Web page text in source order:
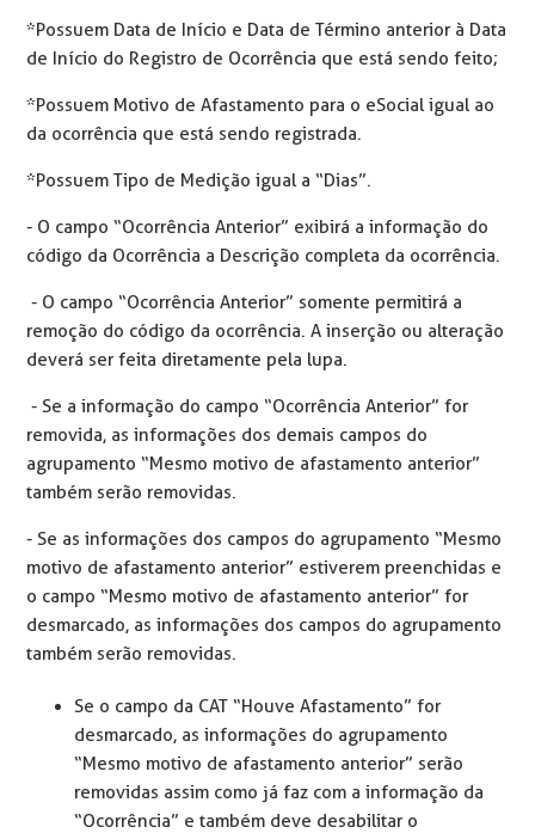
*Possuem Data de Início e Data de Término anterior à Data
de Início do Registro de Ocorrência que está sendo feito;
*Possuem Motivo de Afastamento para o eSocial igual ao
da ocorrência que está sendo registrada.
*Possuem Tipo de Medição igual a “Dias”.
- O campo “Ocorrência Anterior” exibirá a informação do
código da Ocorrência a Descrição completa da ocorrência.
- O campo “Ocorrência Anterior” somente permitirá a
remoção do código da ocorrência. A inserção ou alteração
deverá ser feita diretamente pela lupa.
- Se a informação do campo “Ocorrência Anterior” for
removida, as informações dos demais campos do
agrupamento “Mesmo motivo de afastamento anterior”
também serão removidas.
- Se as informações dos campos do agrupamento “Mesmo
motivo de afastamento anterior” estiverem preenchidas e
o campo “Mesmo motivo de afastamento anterior” for
desmarcado, as informações dos campos do agrupamento
também serão removidas.
Se o campo da CAT “Houve Afastamento” for
desmarcado, as informações do agrupamento
“Mesmo motivo de afastamento anterior” serão
removidas assim como já faz com a informação da
“Ocorrência” e também deve desabilitar o